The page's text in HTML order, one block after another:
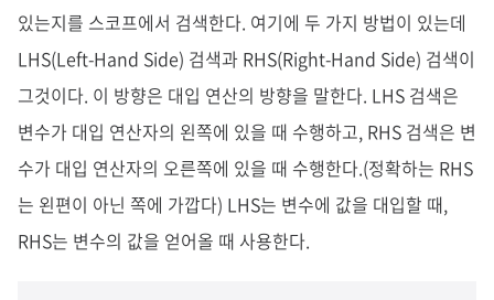
있는지를 스코프에서 검색한다. 여기에 두 가지 방법이 있는데
LHS(Left-Hand Side) 검색과 RHS(Right-Hand Side) 검색이
그것이다. 이 방향은 대입 연산의 방향을 말한다. LHS 검색은
변수가 대입 연산자의 왼쪽에 있을 때 수행하고, RHS 검색은 변
수가 대입 연산자의 오른쪽에 있을 때 수행한다.(정확하는 RHS
는 왼편이 아닌 쪽에 가깝다) LHS는 변수에 값을 대입할 때,
RHS는 변수의 값을 얻어올 때 사용한다.